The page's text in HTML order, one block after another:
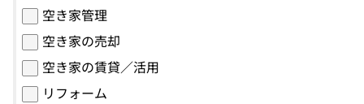
空き家管理
空き家の売却
空き家の賃貸／活用
リフォーム